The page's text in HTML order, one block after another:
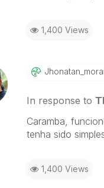
1,400 Views
In response to
Caramba,
tenha sido
1,400 Views